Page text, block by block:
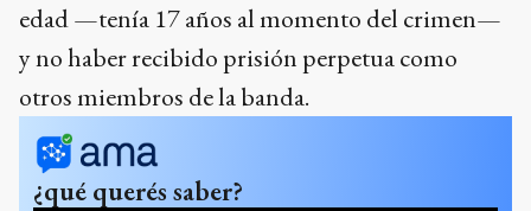
edad —tenía 17 años al momento del crimen—
y no haber recibido prisión perpetua como
otros miembros de la banda.
¿qué querés saber?